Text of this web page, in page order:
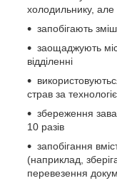
холодильнику,
запобігають
заощаджують
відділенні
страв за
збереження
10 разів
запобігання
(наприклад,
перевезення